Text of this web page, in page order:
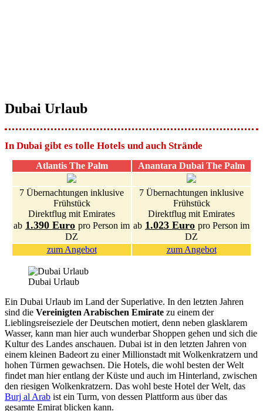
Dubai Urlaub
In Dubai gibt es tolle Hotels und auch Strände
Atlantis The Palm Anantara Dubai The Palm
7 Übernachtungen inklusive
Frühstück
Direktflug mit Emirates
ab 1.390 Euro pro Person im
DZ
7 Übernachtungen inklusive
Frühstück
Direktflug mit Emirates
ab 1.023 Euro pro Person im
DZ
zum Angebot
zum Angebot
Dubai Urlaub
Ein Dubai Urlaub im Land der Superlative. In den letzten Jahren
sind die Vereinigten Arabischen Emirate zu einem der
Lieblingsreiseziele der Deutschen motiert, denn neben glasklarem
Wasser, kann man hier auch wunderbar Shoppen gehen und sich die
Kultur des Landes anschauen. Dubai ist in den letzten Jahren von
einem kleinen Badeort zu einer Millionstadt mit Wolkenkratzern und
hohen Türmen gewachsen. Die Hotels, die wohl besten der Welt
findet man hier entlang der Küste und auch im Hinterland, zwischen
den riesigen Wolkenkratzern. Das wohl beste Hotel der Welt, das
Burj al Arab ist ein Turm, von dessen Plattform aus über das
gesamte Emirat blicken kann.